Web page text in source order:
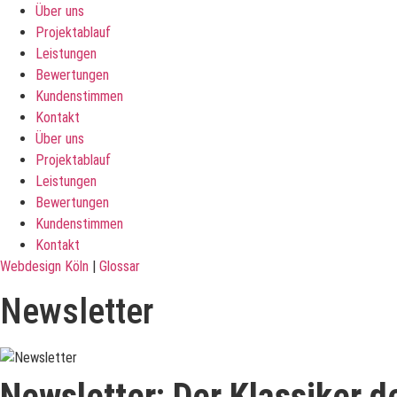
Über uns
Projektablauf
Leistungen
Bewertungen
Kundenstimmen
Kontakt
Über uns
Projektablauf
Leistungen
Bewertungen
Kundenstimmen
Kontakt
Webdesign Köln
Glossar
Newsletter